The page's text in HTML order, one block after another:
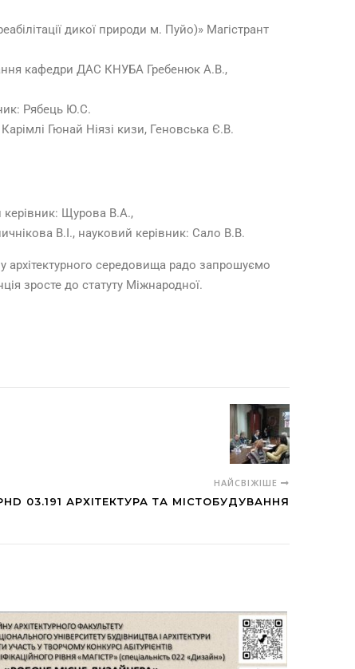
дикої природи м. Пуйо)» Магістрант
кафедри ДАС КНУБА Гребенюк А.В.,
Рябець Ю.С.
Гюнай Ніязі кизи, Геновська Є.В.
керівник: Щурова В.А.,
В.І., науковий керівник: Сало В.В.
середовища радо запрошуємо
зросте до статуту Міжнародної.
НАЙСВІЖІШЕ
03.191 АРХІТЕКТУРА ТА МІСТОБУДУВАННЯ